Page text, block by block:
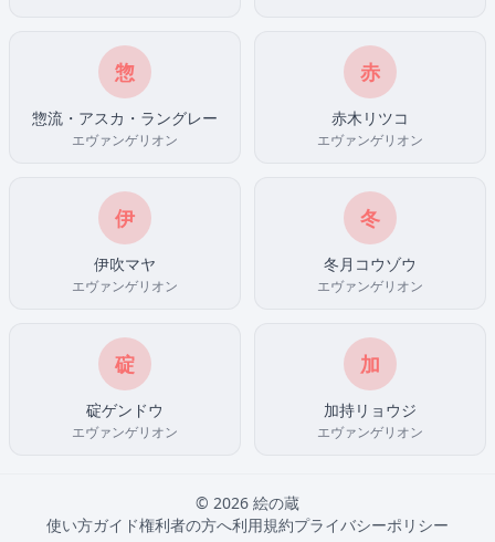
惣
惣流・アスカ・ラングレー
エヴァンゲリオン
赤
赤木リツコ
エヴァンゲリオン
伊
伊吹マヤ
エヴァンゲリオン
冬
冬月コウゾウ
エヴァンゲリオン
碇
碇ゲンドウ
エヴァンゲリオン
加
加持リョウジ
エヴァンゲリオン
© 2026 絵の蔵
使い方ガイド権利者の方へ利用規約プライバシーポリシー